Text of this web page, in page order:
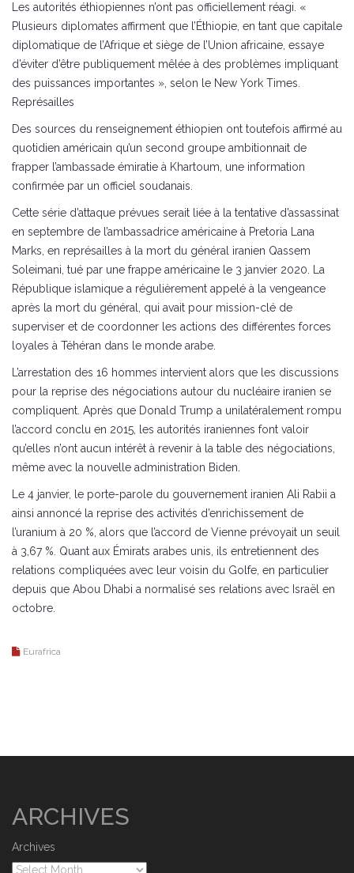
Les autorités éthiopiennes n’ont pas officiellement réagi. «
Plusieurs diplomates affirment que l’Éthiopie, en tant que capitale
diplomatique de l’Afrique et siège de l’Union africaine, essaye
d’éviter d’être publiquement mêlée à des problèmes impliquant
des puissances importantes », selon le New York Times.
Représailles
Des sources du renseignement éthiopien ont toutefois affirmé au
quotidien américain qu’un second groupe ambitionnait de
frapper l’ambassade émiratie à Khartoum, une information
confirmée par un officiel soudanais.
Cette série d’attaque prévues serait liée à la tentative d’assassinat
en septembre de l’ambassadrice américaine à Pretoria Lana
Marks, en représailles à la mort du général iranien Qassem
Soleimani, tué par une frappe américaine le 3 janvier 2020. La
République islamique a régulièrement appelé à la vengeance
après la mort du général, qui avait pour mission-clé de
superviser et de coordonner les actions des différentes forces
loyales à Téhéran dans le monde arabe.
L’arrestation des 16 hommes intervient alors que les discussions
pour la reprise des négociations autour du nucléaire iranien se
compliquent. Après que Donald Trump a unilatéralement rompu
l’accord conclu en 2015, les autorités iraniennes font valoir
qu’elles n’ont aucun intérêt à revenir à la table des négociations,
même avec la nouvelle administration Biden.
Le 4 janvier, le porte-parole du gouvernement iranien Ali Rabii a
ainsi annoncé la reprise des activités d’enrichissement de
l’uranium à 20 %, alors que l’accord de Vienne prévoyait un seuil
à 3,67 %. Quant aux Émirats arabes unis, ils entretiennent des
relations compliquées avec leur voisin du Golfe, en particulier
depuis que Abou Dhabi a normalisé ses relations avec Israël en
octobre.
Eurafrica
ARCHIVES
Archives